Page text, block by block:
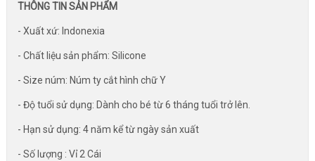
THÔNG TIN SẢN PHẨM
- Xuất xứ: Indonexia
- Chất liệu sản phẩm: Silicone
- Size núm: Núm ty cắt hình chữ Y
- Độ tuổi sử dụng: Dành cho bé từ 6 tháng tuổi trở lên.
- Hạn sử dụng: 4 năm kể từ ngày sản xuất
- Số lượng : Vỉ 2 Cái